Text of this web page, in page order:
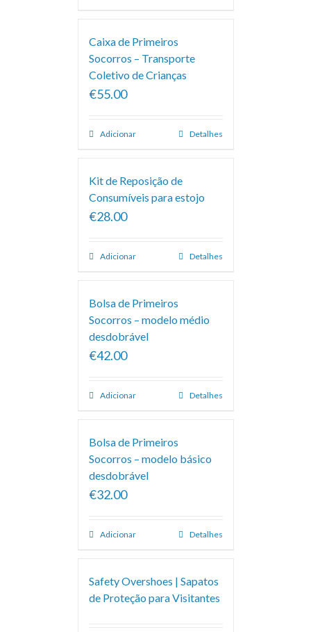
Caixa de Primeiros
Socorros – Transporte
Coletivo de Crianças
€55.00
Adicionar Detalhes
Kit de Reposição de
Consumíveis para estojo
€28.00
Adicionar Detalhes
Bolsa de Primeiros
Socorros – modelo médio
desdobrável
€42.00
Adicionar Detalhes
Bolsa de Primeiros
Socorros – modelo básico
desdobrável
€32.00
Adicionar Detalhes
Safety Overshoes | Sapatos
de Proteção para Visitantes